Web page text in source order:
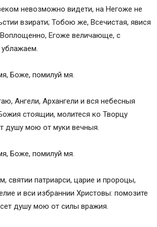
невозможно видети, на Негоже не
взирати; Тобою же, Всечистая, явися
Егоже величающе, с
Боже, помилуй мя.
Ангели, Архангели и вся небесныя
стоящии, молитеся ко Творцу
душу мою от муки вечныя.
Боже, помилуй мя.
святии патриарси, царие и пророцы,
и вси избраннии Христовы: помозите
душу мою от силы вражия.